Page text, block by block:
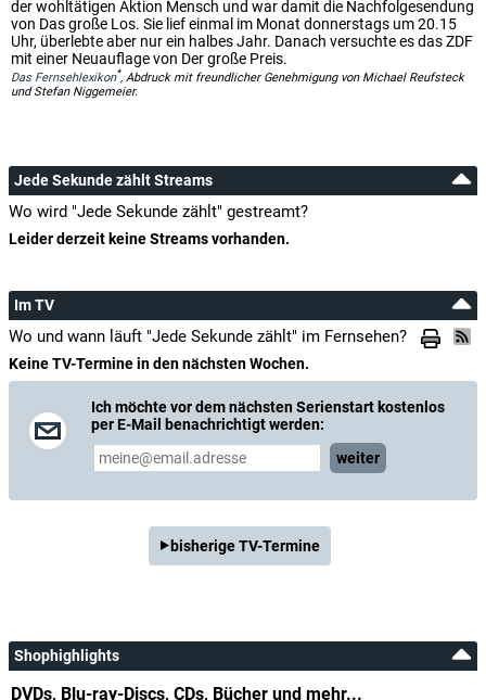
der wohltätigen Aktion Mensch und war damit die Nachfolgesendung
von Das große Los. Sie lief einmal im Monat donnerstags um 20.15
Uhr, überlebte aber nur ein halbes Jahr. Danach versuchte es das ZDF
mit einer Neuauflage von Der große Preis.
Das Fernsehlexikon*, Abdruck mit freundlicher Genehmigung von Michael Reufsteck
und Stefan Niggemeier.
Jede Sekunde zählt Streams
Wo wird "Jede Sekunde zählt" gestreamt?
Leider derzeit keine Streams vorhanden.
Im TV
Wo und wann läuft "Jede Sekunde zählt" im Fernsehen?
Keine TV-Termine in den nächsten Wochen.
Ich möchte vor dem nächsten Serienstart kostenlos
per E-Mail benachrichtigt werden:
weiter
bisherige TV-Termine
Shophighlights
DVDs, Blu-ray-Discs, CDs, Bücher und mehr...